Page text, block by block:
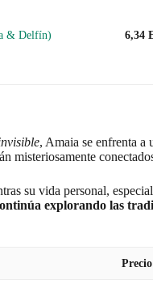
& Delfín) 6,34
, Amaia se enfrenta a
misteriosamente
su vida personal,
explorando las
Precio